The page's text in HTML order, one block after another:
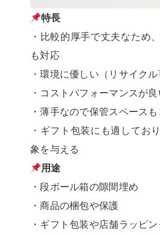
特長
・比較的厚手で丈夫なため
も対応
・環境に優しい（リサイクル
・コストパフォーマンスが良
・薄手なので保管スペース
・ギフト包装にも適してお
象を与える
用途
・段ボール箱の隙間埋め
・商品の梱包や保護
・ギフト包装や店舗ラッピ